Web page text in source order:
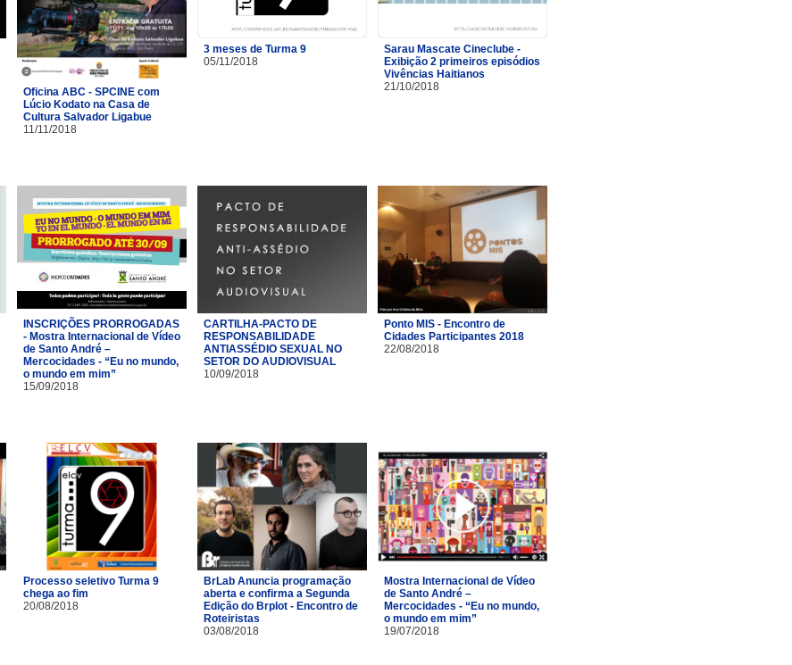
Oficina ABC - SPCINE com
Lúcio Kodato na Casa de
Cultura Salvador Ligabue
11/11/2018
3 meses de Turma 9
05/11/2018
Sarau Mascate Cineclube -
Exibição 2 primeiros episódios
Vivências Haitianos
21/10/2018
INSCRIÇÕES PRORROGADAS
- Mostra Internacional de Vídeo
de Santo André –
Mercocidades - “Eu no mundo,
o mundo em mim”
15/09/2018
CARTILHA-PACTO DE
RESPONSABILIDADE
ANTIASSÉDIO SEXUAL NO
SETOR DO AUDIOVISUAL
10/09/2018
Ponto MIS - Encontro de
Cidades Participantes 2018
22/08/2018
Processo seletivo Turma 9
chega ao fim
20/08/2018
BrLab Anuncia programação
aberta e confirma a Segunda
Edição do Brplot - Encontro de
Roteiristas
03/08/2018
Mostra Internacional de Vídeo
de Santo André –
Mercocidades - “Eu no mundo,
o mundo em mim”
19/07/2018